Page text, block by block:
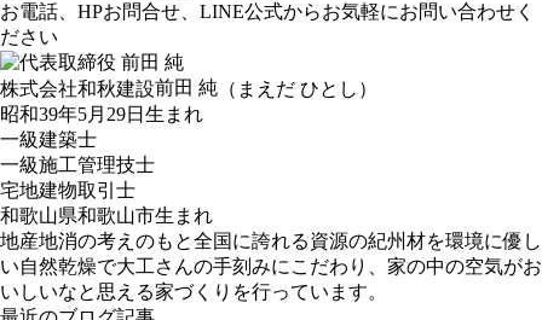
お電話、HPお問合せ、LINE公式からお気軽にお問い合わせく
ださい
株式会社和秋建設前田 純 （まえだ ひとし）
昭和39年5月29日生まれ
一級建築士
一級施工管理技士
宅地建物取引士
和歌山県和歌山市生まれ
地産地消の考えのもと全国に誇れる資源の紀州材を環境に優し
い自然乾燥で大工さんの手刻みにこだわり、家の中の空気がお
いしいなと思える家づくりを行っています。